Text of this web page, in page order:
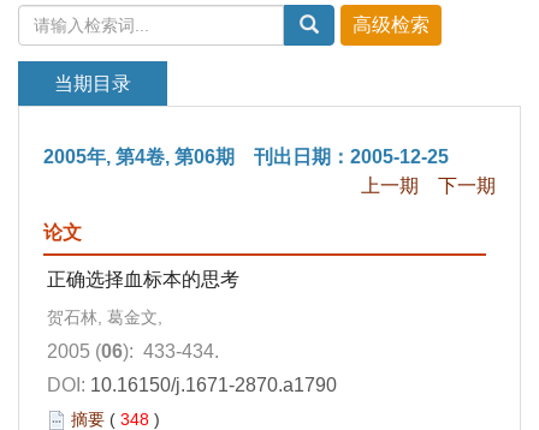
当期目录
2005年, 第4卷, 第06期 刊出日期：2005-12-25
上一期
下一期
论文
正确选择血标本的思考
贺石林, 葛金文,
2005 (06): 433-434.
DOI: 10.16150/j.1671-2870.a1790
摘要 ( 348 )